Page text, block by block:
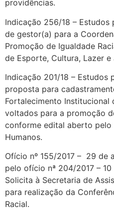
providências.
Indicação 256/18 – Estudos
de gestor(a) para a
Promoção de Igualdade
de Esporte, Cultura, Lazer e
Indicação 201/18 – Estudos
proposta para
Fortalecimento Institucional
voltados para a promoção
conforme edital aberto
Humanos.
Ofício nº 155/2017 – 29 de
pelo ofício nª 204/2017 –
Solicita à Secretaria de
para realização da
Racial.